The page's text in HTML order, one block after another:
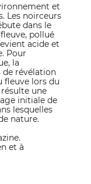
et
Les noirceurs
dans le
pollué
acide et
Pour
la
de révélation
fleuve lors du
une
initiale de
lesquelles
nature.
et à